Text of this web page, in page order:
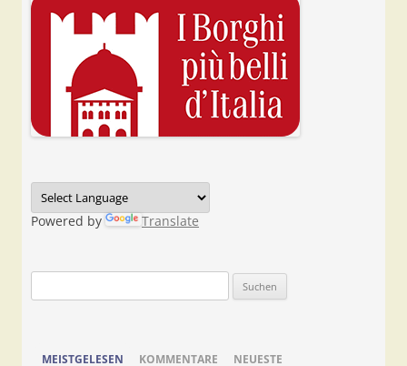
Powered by Translate
nach:
MEISTGELESEN KOMMENTARE NEUESTE